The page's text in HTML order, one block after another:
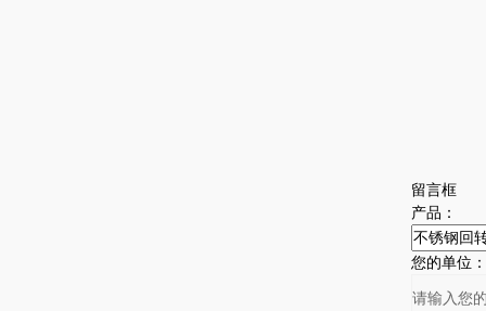
留言框
产品：
您的单位：